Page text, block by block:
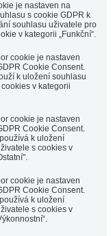
je nastaven na
s cookie GDPR k
souhlasu uživatele pro
v kategorii „Funkční“.
cookie je nastaven
Cookie Consent.
k uložení souhlasu
v kategorii
cookie je nastaven
Cookie Consent.
k uložení
s cookies v
cookie je nastaven
Cookie Consent.
k uložení
s cookies v